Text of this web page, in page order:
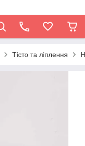
Тісто та ліплення